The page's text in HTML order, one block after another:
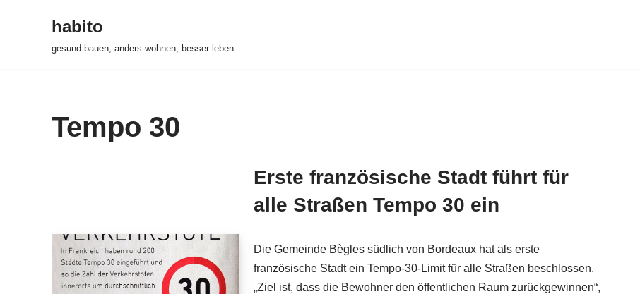
habito
gesund bauen, anders wohnen, besser leben
Tempo 30
Erste französische Stadt führt für
alle Straßen Tempo 30 ein
Die Gemeinde Bègles südlich von Bordeaux hat als erste
französische Stadt ein Tempo-30-Limit für alle Straßen beschlossen.
„Ziel ist, dass die Bewohner den öffentlichen Raum zurückgewinnen“,